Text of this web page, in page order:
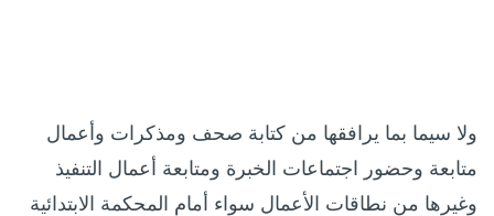
ولا سيما بما يرافقها من كتابة صحف ومذكرات وأعمال
متابعة وحضور اجتماعات الخبرة ومتابعة أعمال التنفيذ
وغيرها من نطاقات الأعمال سواء أمام المحكمة الابتدائية